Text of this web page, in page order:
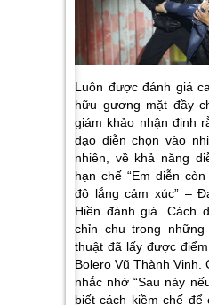
Luôn được đánh giá
hữu gương mặt đầy
giám khảo nhận định
đạo diễn chọn vào
nhiên, về khả năng
hạn chế “Em diễn
độ lắng cảm xúc” –
Hiền đánh giá. Cách
chỉn chu trong
thuật đã lấy được
Bolero Vũ Thành Vinh.
nhắc nhở“Sau này
biết cách kiềm chế để